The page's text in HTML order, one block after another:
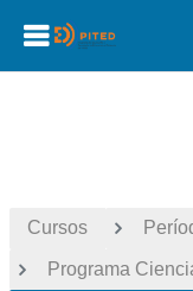
Cursos
Programa